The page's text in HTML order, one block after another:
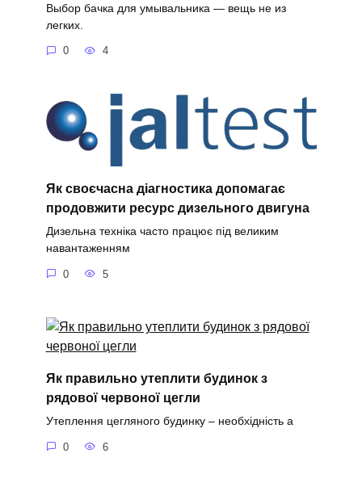
Выбор бачка для умывальника — вещь не из
легких.
0 4
Як своєчасна діагностика допомагає
продовжити ресурс дизельного двигуна
Дизельна техніка часто працює під великим
навантаженням
0 5
Як правильно утеплити будинок з
рядової червоної цегли
Утеплення цегляного будинку – необхідність а
0 6